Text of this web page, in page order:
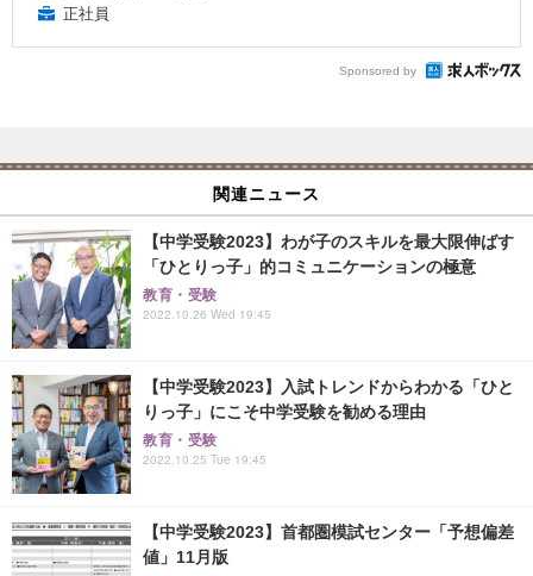
正社員
Sponsored by
関連ニュース
【中学受験2023】わが子のスキルを最大限伸ばす
「ひとりっ子」的コミュニケーションの極意
教育・受験
2022.10.26 Wed 19:45
【中学受験2023】入試トレンドからわかる「ひと
りっ子」にこそ中学受験を勧める理由
教育・受験
2022.10.25 Tue 19:45
【中学受験2023】首都圏模試センター「予想偏差
値」11月版